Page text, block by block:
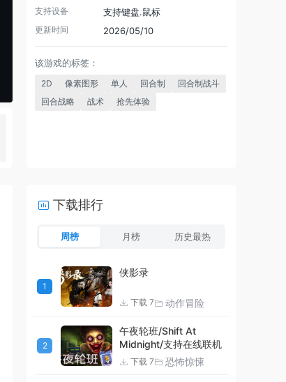
支持设备 支持键盘.鼠标
更新时间 2026/05/10
该游戏的标签：
2D 像素图形 单人 回合制
回合制战斗
回合战略
战术 抢先体验
下载排行
周榜 月榜 历史最热
1
侠影录
下载 7 动作冒险
2
午夜轮班/Shift At
Midnight/支持在线联机
下载 7 恐怖惊悚